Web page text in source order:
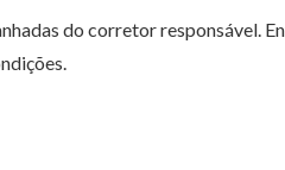
do corretor responsável.